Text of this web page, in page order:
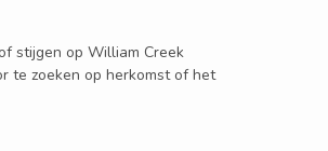
stijgen op William Creek
te zoeken op herkomst of het